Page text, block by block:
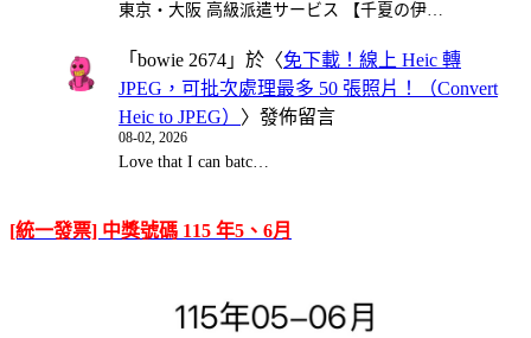
東京・大阪 高級派遣サービス 【千夏の伊…
「 bowie 2674 」於〈免下載！線上 Heic 轉
JPEG，可批次處理最多 50 張照片！（Convert
Heic to JPEG） 〉發佈留言
08-02, 2026
Love that I can batc…
[統一發票] 中獎號碼 115 年5、6月